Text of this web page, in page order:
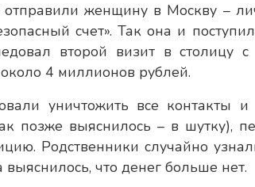
женщину в Москву –
счет». Так она и
второй визит в столицу
4 миллионов рублей.
уничтожить все контакты
позже выяснилось – в шутку),
Родственники случайно
что денег больше нет.